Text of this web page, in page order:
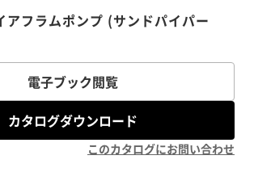
アフラムポンプ (サンドパイパー
電子ブック閲覧
カタログダウンロード
このカタログにお問い合わせ